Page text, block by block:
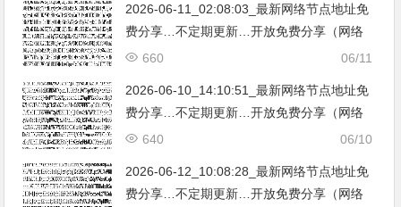
2026-06-11_02:08:03_最新网络节点地址免
费分享…不定期更新…开放免费分享（网络
免费节点香港|日本|韩国|新加坡|台湾|马来西
06/11
660
2026-06-10_14:10:51_最新网络节点地址免
费分享…不定期更新…开放免费分享（网络
免费节点香港|日本|韩国|新加坡|台湾|马来西
06/10
640
2026-06-12_10:08:28_最新网络节点地址免
费分享…不定期更新…开放免费分享（网络